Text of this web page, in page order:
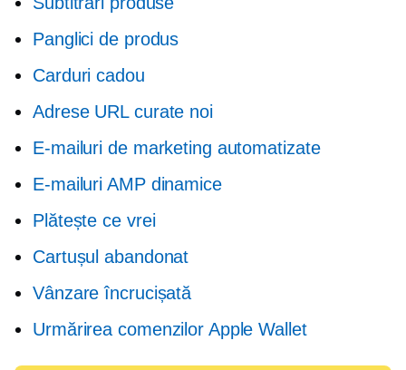
Panglici de produs
Carduri cadou
Adrese URL curate noi
E-mailuri de marketing automatizate
E-mailuri AMP dinamice
Plătește ce vrei
Cartușul abandonat
Vânzare încrucișată
Urmărirea comenzilor Apple Wallet